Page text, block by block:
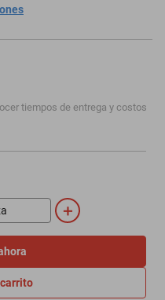
tiempos de entrega y costos
＋